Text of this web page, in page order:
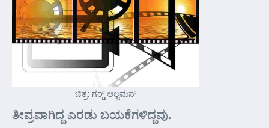
ಚಿತ್ರ: ಗರ್‍ಡ್ ಆಲ್ಟಮನ್
ತೀವ್ರವಾಗಿದ್ದ ಎರಡು ಬಯಕೆಗಳಿದ್ದವು.